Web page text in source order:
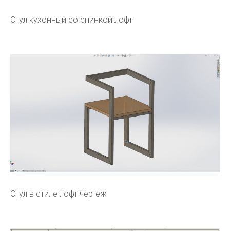
Стул кухонный со спинкой лофт
Стул в стиле лофт чертеж